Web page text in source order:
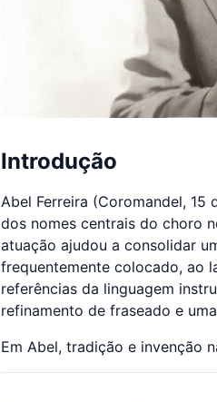
Introdução
Abel Ferreira (Coromandel, 15
dos nomes centrais do choro
atuação ajudou a consolidar
frequentemente colocado, ao
referências da linguagem
refinamento de fraseado e
Em Abel, tradição e invenção